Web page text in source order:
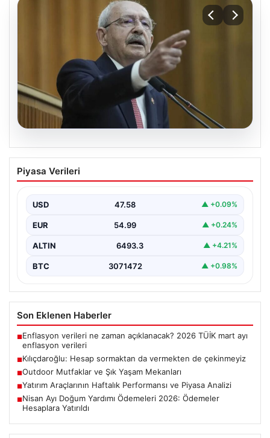
Kılıçdaroğlu: Hesap sormaktan da
vermekten de çekinmeyiz
Piyasa Verileri
USD 47.58 ▲ +0.09%
EUR 54.99 ▲ +0.24%
ALTIN 6493.3 ▲ +4.21%
BTC 3071472 ▲ +0.98%
Son Eklenen Haberler
■Enflasyon verileri ne zaman açıklanacak? 2026 TÜİK mart ayı
enflasyon verileri
■Kılıçdaroğlu: Hesap sormaktan da vermekten de çekinmeyiz
■Outdoor Mutfaklar ve Şık Yaşam Mekanları
■Yatırım Araçlarının Haftalık Performansı ve Piyasa Analizi
■Nisan Ayı Doğum Yardımı Ödemeleri 2026: Ödemeler
Hesaplara Yatırıldı